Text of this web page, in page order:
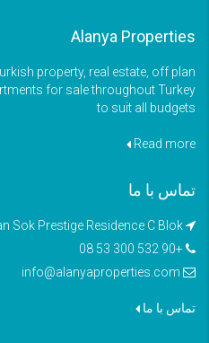
Alanya Properties
property, real estate, off plan
for sale throughout Turkey
to suit all budgets
Read more
تماس با ما
+90 532 300 53 08
info@alanyaproperties.com
تماس با ما